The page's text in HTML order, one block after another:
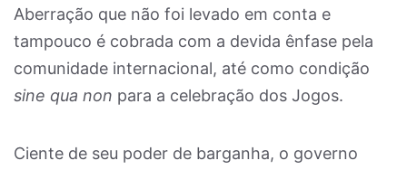
Aberração que não foi levado em conta e
tampouco é cobrada com a devida ênfase pela
comunidade internacional, até como condição
sine qua non para a celebração dos Jogos.
Ciente de seu poder de barganha, o governo